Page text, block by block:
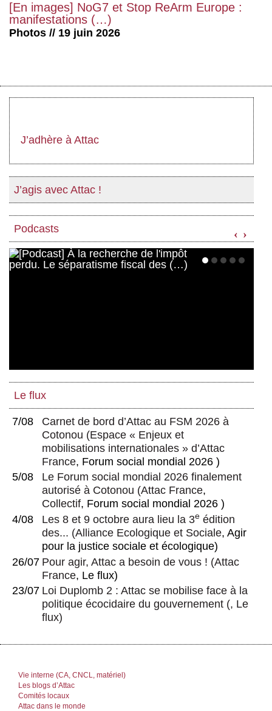
[En images] NoG7 et Stop ReArm Europe :
manifestations (…)
Photos // 19 juin 2026
J’adhère à Attac
J’agis avec Attac !
Podcasts ‹ ›
Le flux
7/08
Carnet de bord d’Attac au FSM 2026 à
Cotonou (Espace « Enjeux et
mobilisations internationales » d’Attac
France, Forum social mondial 2026 )
5/08
Le Forum social mondial 2026 finalement
autorisé à Cotonou (Attac France,
Collectif, Forum social mondial 2026 )
4/08
Les 8 et 9 octobre aura lieu la 3e édition
des... (Alliance Ecologique et Sociale, Agir
pour la justice sociale et écologique)
26/07 Pour agir, Attac a besoin de vous ! (Attac
France, Le flux)
23/07 Loi Duplomb 2 : Attac se mobilise face à la
politique écocidaire du gouvernement (, Le
flux)
Vie interne (CA, CNCL, matériel)
Les blogs d’Attac
Comités locaux
Attac dans le monde